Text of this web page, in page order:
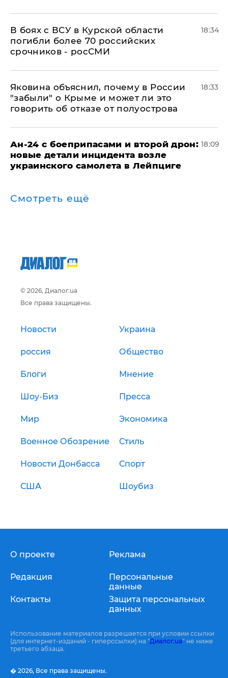
В боях с ВСУ в Курской области
погибли более 70 российских
срочников - росСМИ
18:34
Яковина объяснил, почему в России
"забыли" о Крыме и может ли это
говорить об отказе от полуострова
18:33
Ан-24 с боеприпасами и второй дрон:
новые детали инцидента возле
украинского самолета в Лейпциге
18:09
Смотреть ещё
© 2026, Диалог.ua
Все права защищены.
Новости Украина
россия Общество
Блоги Мнение
Шоу-Биз Пресса
Мир Экономика
Военное Обозрение Стиль
Новости Донбасса Спорт
США Шоубиз
О проекте
Редакция
Контакты
Реклама
Персональные
данные
Защита персональных
данных
Использование материалов разрешается при условии ссылки
(для интернет-изданий - гиперссылки) на "Диалог.ua" не ниже
третьего абзаца.
� 2026, Все права защищены.